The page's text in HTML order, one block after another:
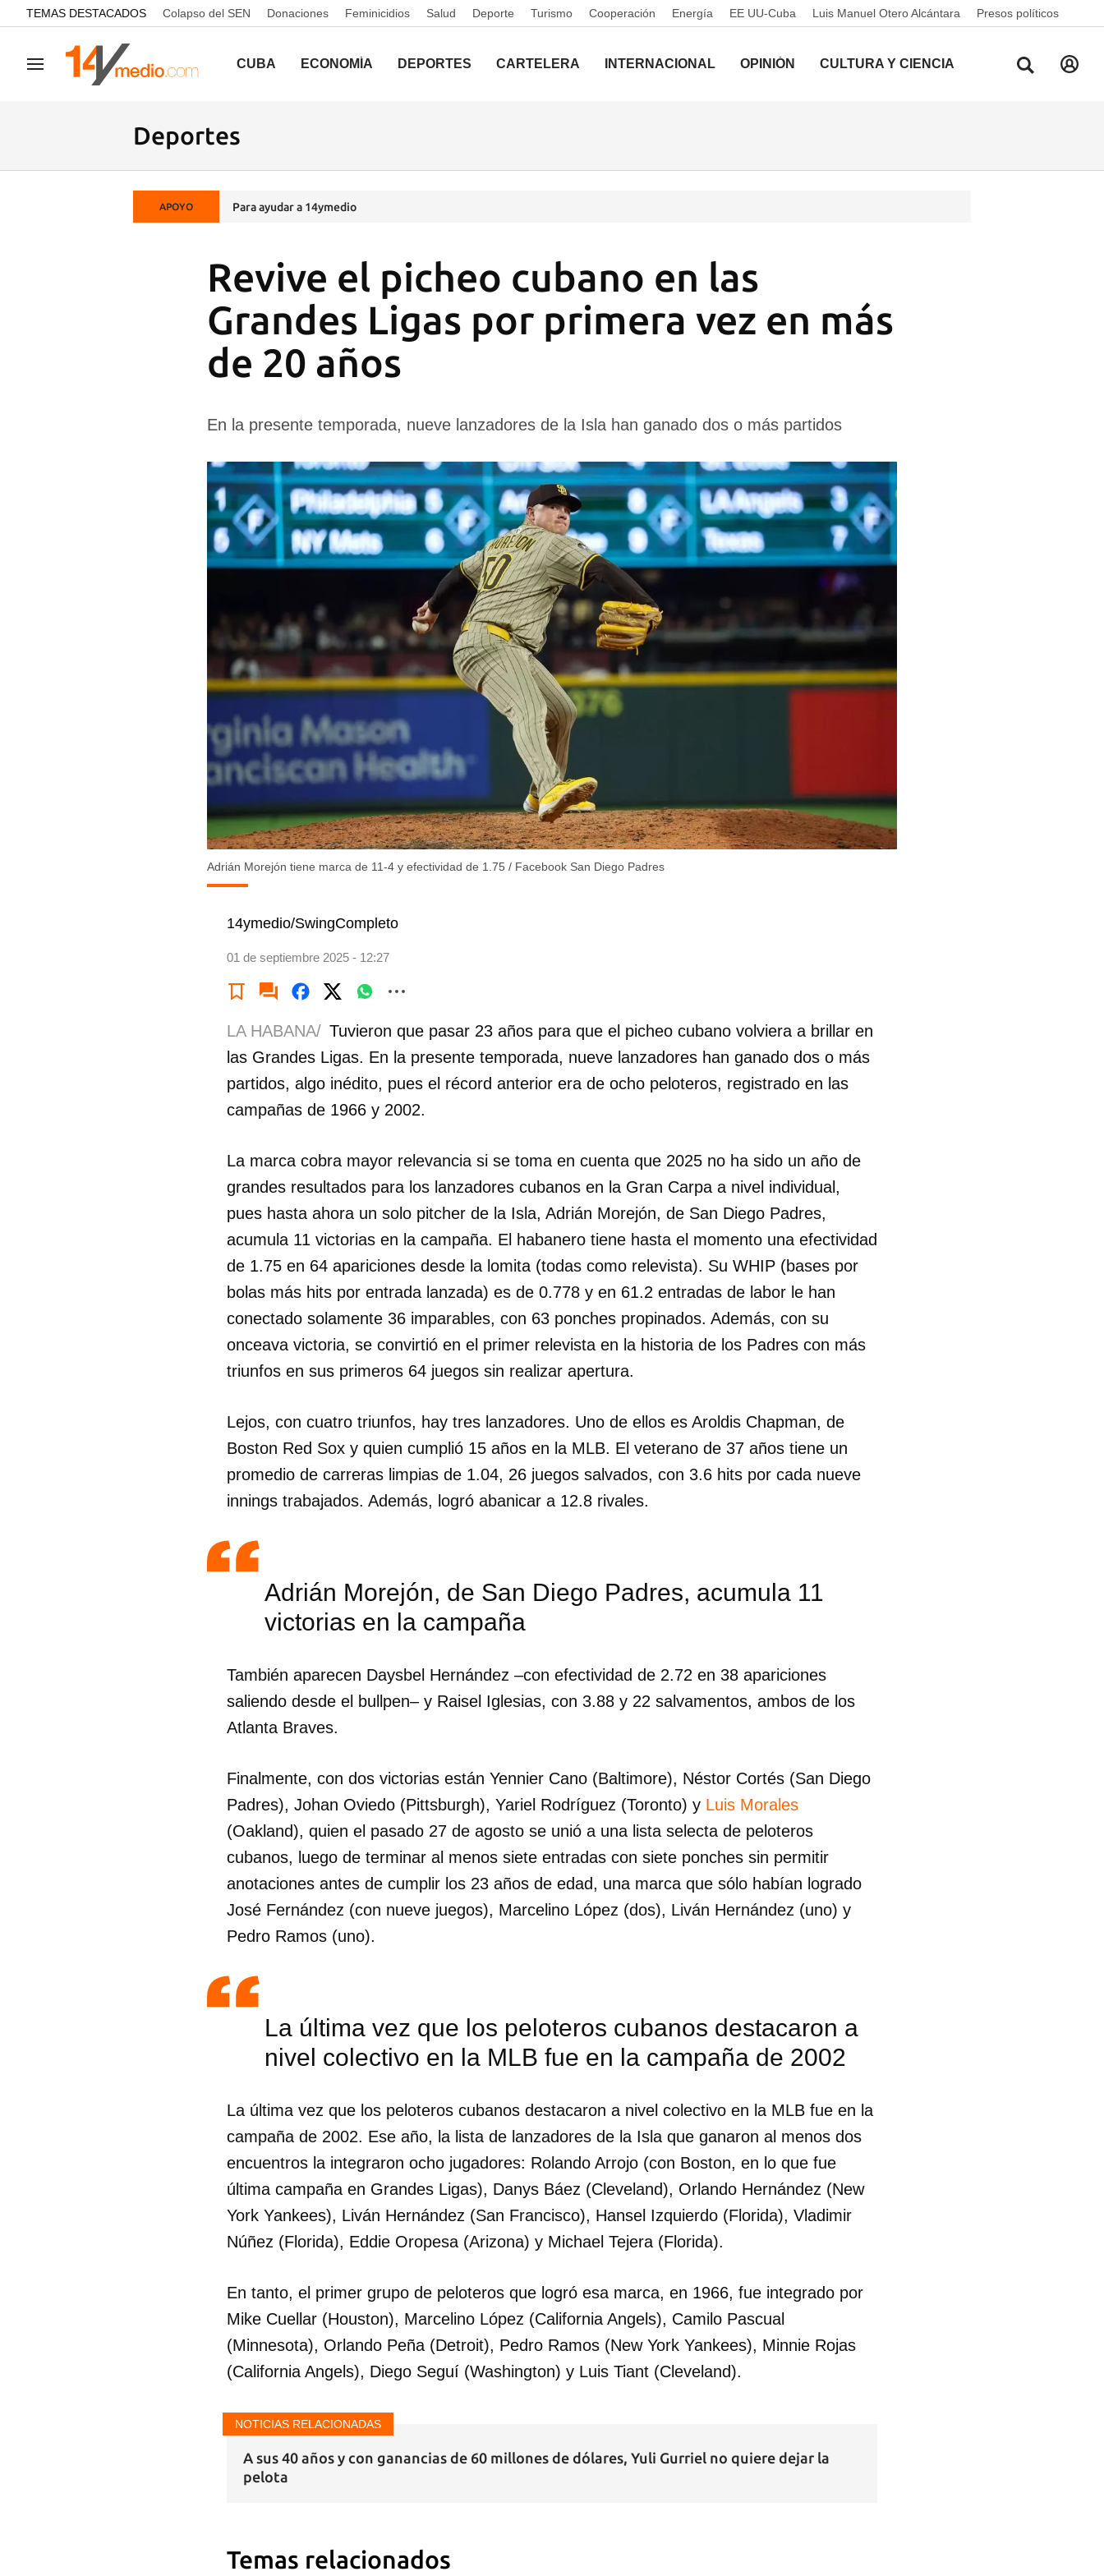
common.go-to-content
TEMAS DESTACADOS Colapso del SEN Donaciones Feminicidios Salud Deporte Turismo Cooperación Energía EE UU-Cuba Luis Manuel Otero Alcántara Presos políticos
Navegación CUBA ECONOMÍA DEPORTES CARTELERA INTERNACIONAL OPINIÓN CULTURA Y CIENCIA
Deportes
APOYO Para ayudar a 14ymedio
Revive el picheo cubano en las
Grandes Ligas por primera vez en más
de 20 años
En la presente temporada, nueve lanzadores de la Isla han ganado dos o más partidos
Adrián Morejón tiene marca de 11-4 y efectividad de 1.75 / Facebook San Diego Padres
14ymedio/SwingCompleto
01 de septiembre 2025 - 12:27
Guardar como favorito
Para poder guardar como favorito, primero has de iniciar sesión con tu
cuenta de 14ymedio.
INICIAR SESIÓN CANCELAR
LA HABANA/ Tuvieron que pasar 23 años para que el picheo cubano volviera a brillar en
las Grandes Ligas. En la presente temporada, nueve lanzadores han ganado dos o más
partidos, algo inédito, pues el récord anterior era de ocho peloteros, registrado en las
campañas de 1966 y 2002.
La marca cobra mayor relevancia si se toma en cuenta que 2025 no ha sido un año de
grandes resultados para los lanzadores cubanos en la Gran Carpa a nivel individual,
pues hasta ahora un solo pitcher de la Isla, Adrián Morejón, de San Diego Padres,
acumula 11 victorias en la campaña. El habanero tiene hasta el momento una efectividad
de 1.75 en 64 apariciones desde la lomita (todas como relevista). Su WHIP (bases por
bolas más hits por entrada lanzada) es de 0.778 y en 61.2 entradas de labor le han
conectado solamente 36 imparables, con 63 ponches propinados. Además, con su
onceava victoria, se convirtió en el primer relevista en la historia de los Padres con más
triunfos en sus primeros 64 juegos sin realizar apertura.
Lejos, con cuatro triunfos, hay tres lanzadores. Uno de ellos es Aroldis Chapman, de
Boston Red Sox y quien cumplió 15 años en la MLB. El veterano de 37 años tiene un
promedio de carreras limpias de 1.04, 26 juegos salvados, con 3.6 hits por cada nueve
innings trabajados. Además, logró abanicar a 12.8 rivales.
Adrián Morejón, de San Diego Padres, acumula 11
victorias en la campaña
También aparecen Daysbel Hernández –con efectividad de 2.72 en 38 apariciones
saliendo desde el bullpen– y Raisel Iglesias, con 3.88 y 22 salvamentos, ambos de los
Atlanta Braves.
Finalmente, con dos victorias están Yennier Cano (Baltimore), Néstor Cortés (San Diego
Padres), Johan Oviedo (Pittsburgh), Yariel Rodríguez (Toronto) y Luis Morales
(Oakland), quien el pasado 27 de agosto se unió a una lista selecta de peloteros
cubanos, luego de terminar al menos siete entradas con siete ponches sin permitir
anotaciones antes de cumplir los 23 años de edad, una marca que sólo habían logrado
José Fernández (con nueve juegos), Marcelino López (dos), Liván Hernández (uno) y
Pedro Ramos (uno).
La última vez que los peloteros cubanos destacaron a
nivel colectivo en la MLB fue en la campaña de 2002
La última vez que los peloteros cubanos destacaron a nivel colectivo en la MLB fue en la
campaña de 2002. Ese año, la lista de lanzadores de la Isla que ganaron al menos dos
encuentros la integraron ocho jugadores: Rolando Arrojo (con Boston, en lo que fue
última campaña en Grandes Ligas), Danys Báez (Cleveland), Orlando Hernández (New
York Yankees), Liván Hernández (San Francisco), Hansel Izquierdo (Florida), Vladimir
Núñez (Florida), Eddie Oropesa (Arizona) y Michael Tejera (Florida).
En tanto, el primer grupo de peloteros que logró esa marca, en 1966, fue integrado por
Mike Cuellar (Houston), Marcelino López (California Angels), Camilo Pascual
(Minnesota), Orlando Peña (Detroit), Pedro Ramos (New York Yankees), Minnie Rojas
(California Angels), Diego Seguí (Washington) y Luis Tiant (Cleveland).
NOTICIAS RELACIONADAS
A sus 40 años y con ganancias de 60 millones de dólares, Yuli Gurriel no quiere dejar la
pelota
Temas relacionados